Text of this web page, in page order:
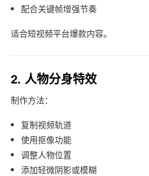
配合关键帧增强节奏
适合短视频平台爆款内容。
2. 人物分身特效
制作方法：
复制视频轨道
使用抠像功能
调整人物位置
添加轻微阴影或模糊